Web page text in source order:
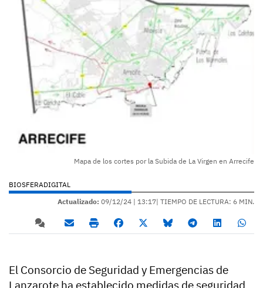
Mapa de los cortes por la Subida de La Virgen en Arrecife
BIOSFERADIGITAL
Actualizado: 09/12/24 | 13:17| TIEMPO DE LECTURA: 6 MIN.
El Consorcio de Seguridad y Emergencias de
Lanzarote ha establecido medidas de seguridad